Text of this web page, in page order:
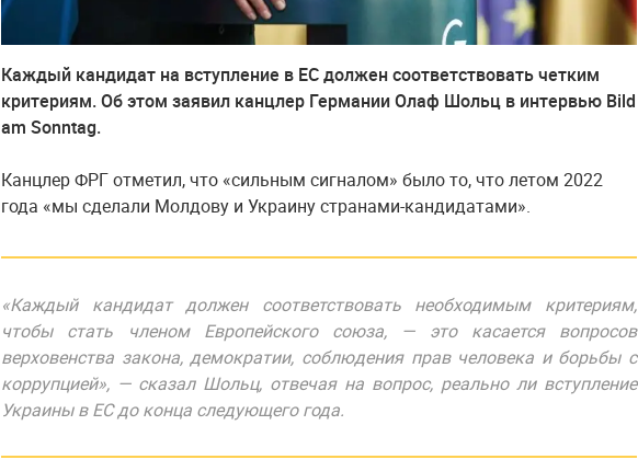
Каждый кандидат на вступление в ЕС должен соответствовать четким
критериям. Об этом заявил канцлер Германии Олаф Шольц в интервью Bild
am Sonntag.
Канцлер ФРГ отметил, что «сильным сигналом» было то, что летом 2022
года «мы сделали Молдову и Украину странами-кандидатами».
«Каждый кандидат должен соответствовать необходимым критериям,
чтобы стать членом Европейского союза, — это касается вопросов
верховенства закона, демократии, соблюдения прав человека и борьбы с
коррупцией», — сказал Шольц, отвечая на вопрос, реально ли вступление
Украины в ЕС до конца следующего года.